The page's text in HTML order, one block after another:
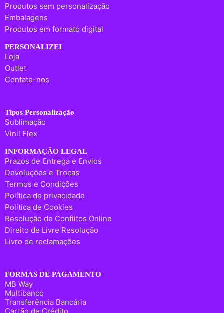
Produtos sem personalização
Embalagens
Produtos em formato digital
PERSONALIZEI
Loja
Outlet
Contate-nos
Tipos Personalização
Sublimação
Vinil Flex
INFORMAÇÃO LEGAL
Prazos de Entrega e Envios
Devoluções e Trocas
Termos e Condições
Política de privacidade
Política de Cookies
Resolução de Conflitos Online
Direito de Livre Resolução
Livro de reclamações
FORMAS DE PAGAMENTO
MB Way
Multibanco
Transferência Bancária